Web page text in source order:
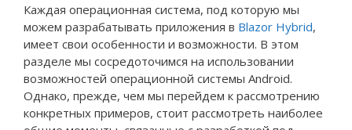
Каждая операционная система, под которую мы
можем разрабатывать приложения в Blazor Hybrid,
имеет свои особенности и возможности. В этом
разделе мы сосредоточимся на использовании
возможностей операционной системы Android.
Однако, прежде, чем мы перейдем к рассмотрению
конкретных примеров, стоит рассмотреть наиболее